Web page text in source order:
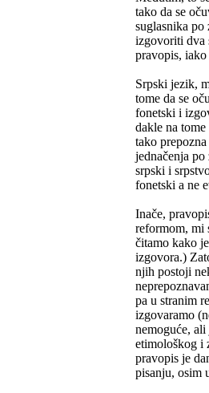
tako da se
suglasnika po
izgovoriti dva
pravopis,
Srpski jezik,
tome da se
fonetski i
dakle na
tako
jednačenja
srpski i
fonetski a ne
Inače,
reformom, mi
čitamo kako
izgovora.)
njih postoji
pa u stranim
izgovaramo
nemoguće,
etimološkog i
pravopis je
pisanju, osim